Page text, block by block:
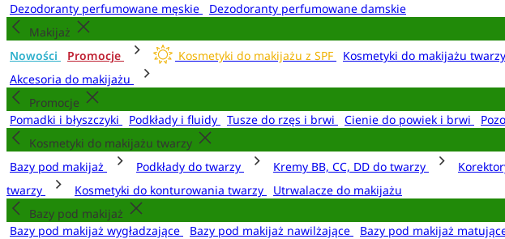
Dezodoranty perfumowane męskie
Dezodoranty perfumowane damskie
Makijaż
Nowości
Promocje Kosmetyki do makijażu z SPF Kosmetyki do makijażu twarzy
Akcesoria do makijażu
Promocje
Pomadki i błyszczyki
Podkłady i fluidy Tusze do rzęs i brwi Cienie do powiek i brwi
Kosmetyki do makijażu twarzy
Bazy pod makijaż
Podkłady do twarzy Kremy BB, CC, DD do twarzy
twarzy
Kosmetyki do konturowania twarzy
Utrwalacze do makijażu
Bazy pod makijaż
Bazy pod makijaż wygładzające
Bazy pod makijaż nawilżające Bazy pod makijaż